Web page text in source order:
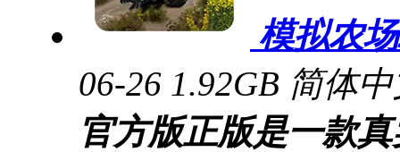
模拟农
06-26 1.92GB 简体
官方版正版是一款